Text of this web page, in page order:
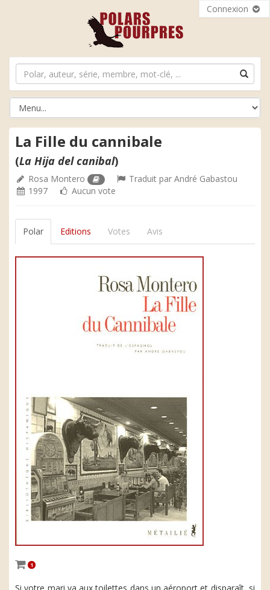
Connexion
La Fille du cannibale
(La Hija del canibal)
Rosa Montero Traduit parAndré Gabastou
1997
Aucun vote
Polar Editions Votes Avis
1